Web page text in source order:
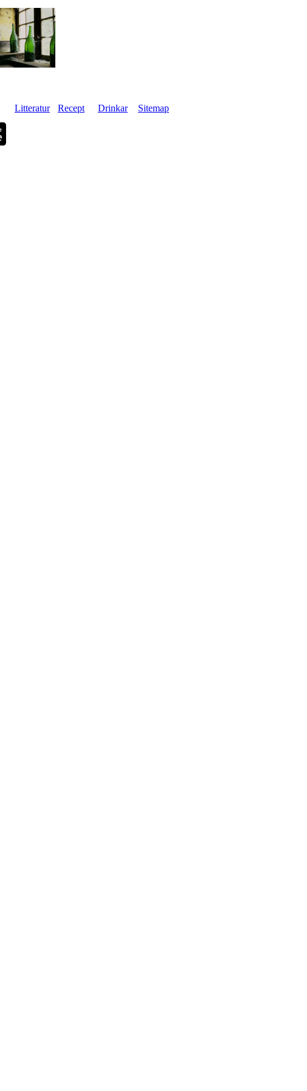
Litteratur Recept Drinkar Sitemap